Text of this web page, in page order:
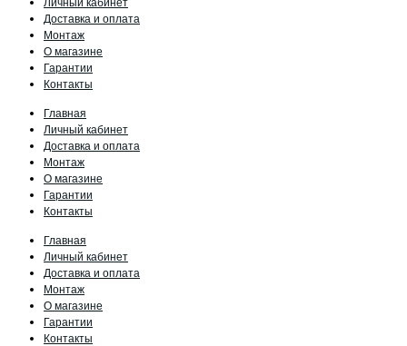
Доставка и оплата
Монтаж
О магазине
Гарантии
Контакты
Главная
Личный кабинет
Доставка и оплата
Монтаж
О магазине
Гарантии
Контакты
Главная
Личный кабинет
Доставка и оплата
Монтаж
О магазине
Гарантии
Контакты